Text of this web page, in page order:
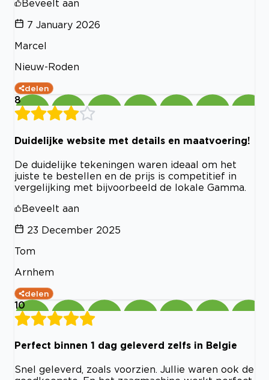
Beveelt aan
7 January 2026
Marcel
Nieuw-Roden
delen
8
Duidelijke website met details en maatvoering!
De duidelijke tekeningen waren ideaal om het
juiste te bestellen en de prijs is competitief in
vergelijking met bijvoorbeeld de lokale Gamma.
Beveelt aan
23 December 2025
Tom
Arnhem
delen
10
Perfect binnen 1 dag geleverd zelfs in Belgie
Snel geleverd, zoals voorzien. Jullie waren ook de